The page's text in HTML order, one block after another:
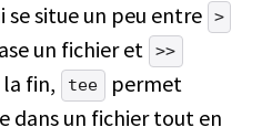
se situe un peu entre >
un fichier et >>
fin, tee
permet
dans un fichier tout en